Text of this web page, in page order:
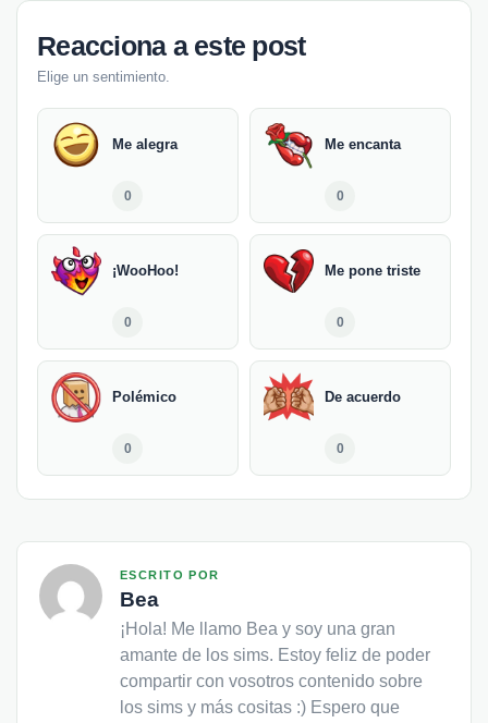
Reacciona a este post
Elige un sentimiento.
Me alegra
0
Me encanta
0
¡WooHoo!
0
Me pone triste
0
Polémico
0
De acuerdo
0
ESCRITO POR
Bea
¡Hola! Me llamo Bea y soy una gran
amante de los sims. Estoy feliz de poder
compartir con vosotros contenido sobre
los sims y más cositas :) Espero que